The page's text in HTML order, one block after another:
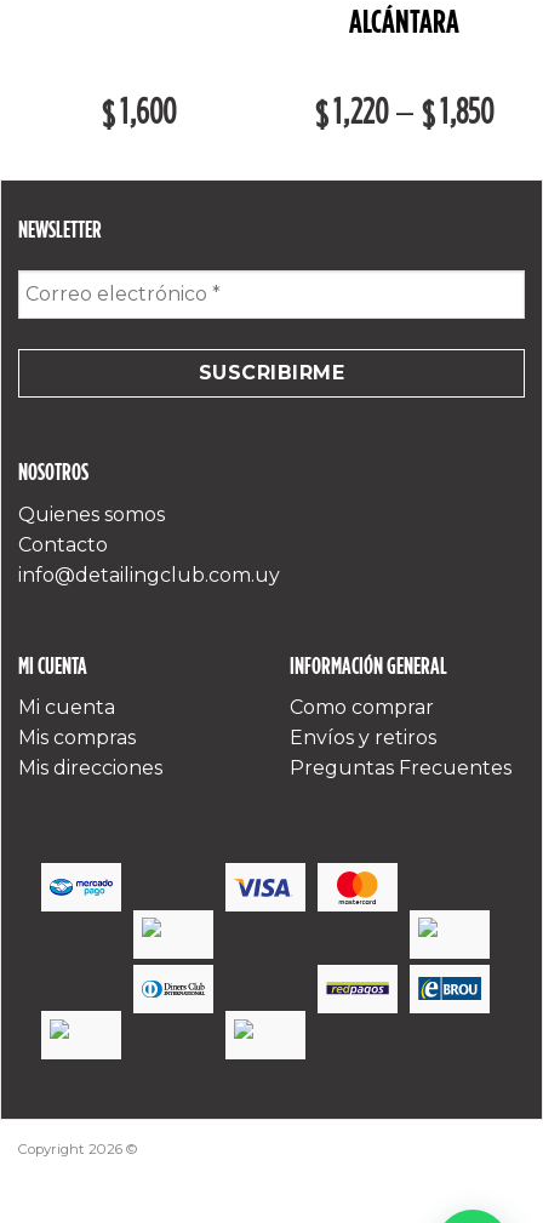
$1,600
ALCÁNTARA
$1,220– $1,850
NOSOTROS
Quienes somos
Contacto
info@detailingclub.com.uy
MI CUENTA
Mi cuenta
Mis compras
Mis direcciones
INFORMACIÓN GENERAL
Como comprar
Envíos y retiros
Preguntas Frecuentes
NEWSLETTER
electrónico
Copyright 2026 ©